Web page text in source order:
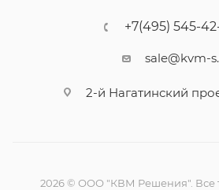
+7(495) 545-
sale@kvm-
2-й Нагатинский
2026 © ООО "КВМ Решения". Все